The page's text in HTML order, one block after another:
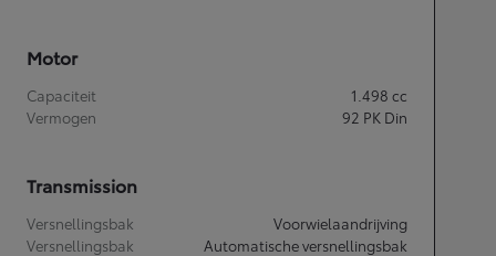
Motor
Capaciteit 1.498 cc
Vermogen
92 PK Din
Transmission
Versnellingsbak
Voorwielaandrijving
Versnellingsbak
Automatische versnellingsbak